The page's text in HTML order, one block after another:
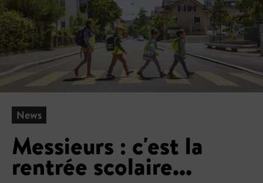
News
Messieurs : c'est la
rentrée scolaire...